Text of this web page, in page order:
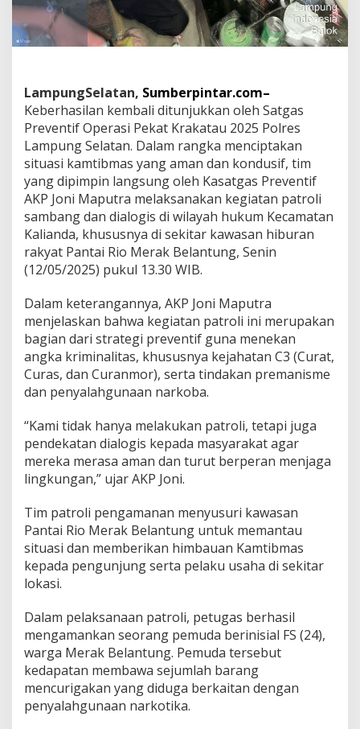
k
o
b
e
u
d
a
D
i
a
m
a
n
k
a
o
l
i
s
i
LampungSelatan, Sumberpintar.com–
Keberhasilan kembali ditunjukkan oleh Satgas
Preventif Operasi Pekat Krakatau 2025 Polres
Lampung Selatan. Dalam rangka menciptakan
situasi kamtibmas yang aman dan kondusif, tim
yang dipimpin langsung oleh Kasatgas Preventif
AKP Joni Maputra melaksanakan kegiatan patroli
sambang dan dialogis di wilayah hukum Kecamatan
Kalianda, khususnya di sekitar kawasan hiburan
rakyat Pantai Rio Merak Belantung, Senin
(12/05/2025) pukul 13.30 WIB.
Dalam keterangannya, AKP Joni Maputra
menjelaskan bahwa kegiatan patroli ini merupakan
bagian dari strategi preventif guna menekan
angka kriminalitas, khususnya kejahatan C3 (Curat,
Curas, dan Curanmor), serta tindakan premanisme
dan penyalahgunaan narkoba.
“Kami tidak hanya melakukan patroli, tetapi juga
pendekatan dialogis kepada masyarakat agar
mereka merasa aman dan turut berperan menjaga
lingkungan,” ujar AKP Joni.
Tim patroli pengamanan menyusuri kawasan
Pantai Rio Merak Belantung untuk memantau
situasi dan memberikan himbauan Kamtibmas
kepada pengunjung serta pelaku usaha di sekitar
lokasi.
Dalam pelaksanaan patroli, petugas berhasil
mengamankan seorang pemuda berinisial FS (24),
warga Merak Belantung. Pemuda tersebut
kedapatan membawa sejumlah barang
mencurigakan yang diduga berkaitan dengan
penyalahgunaan narkotika.